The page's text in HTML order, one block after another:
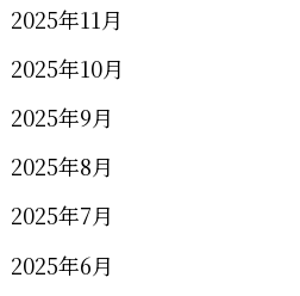
2025年11月
2025年10月
2025年9月
2025年8月
2025年7月
2025年6月